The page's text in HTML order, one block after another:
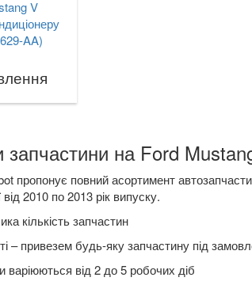
V
AA)
на Ford
пропонує повний асортимент
від 2010 по 2013 рік випуску.
кількість запчастин
– привезем будь-яку запчастину під
варіюються від 2 до 5 робочих діб